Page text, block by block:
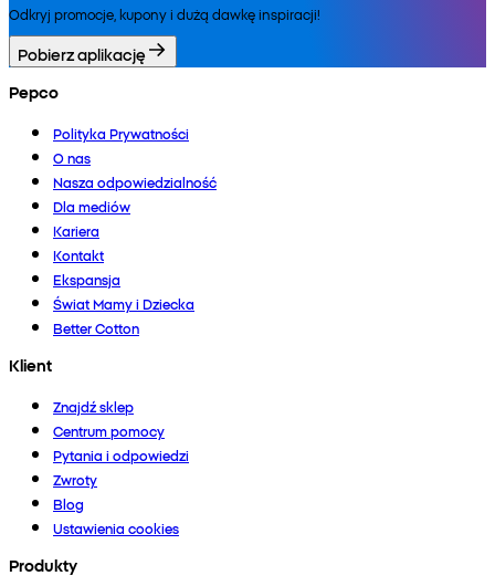
Odkryj promocje, kupony i dużą dawkę inspiracji!
Pobierz aplikację
Pepco
Polityka Prywatności
O nas
Nasza odpowiedzialność
Dla mediów
Kariera
Kontakt
Ekspansja
Świat Mamy i Dziecka
Better Cotton
Klient
Znajdź sklep
Centrum pomocy
Pytania i odpowiedzi
Zwroty
Blog
Ustawienia cookies
Produkty